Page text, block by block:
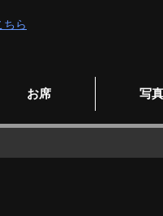
ちら
お席 写真